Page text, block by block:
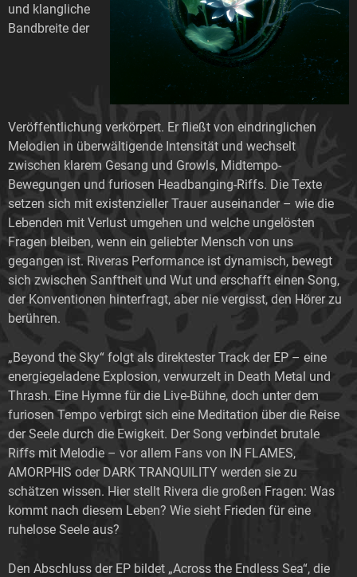
und klangliche
Bandbreite der
Veröffentlichung verkörpert. Er fließt von eindringlichen
Melodien in überwältigende Intensität und wechselt
zwischen klarem Gesang und Growls, Midtempo-
Bewegungen und furiosen Headbanging-Riffs. Die Texte
setzen sich mit existenzieller Trauer auseinander – wie die
Lebenden mit Verlust umgehen und welche ungelösten
Fragen bleiben, wenn ein geliebter Mensch von uns
gegangen ist. Riveras Performance ist dynamisch, bewegt
sich zwischen Sanftheit und Wut und erschafft einen Song,
der Konventionen hinterfragt, aber nie vergisst, den Hörer zu
berühren.
„Beyond the Sky“ folgt als direktester Track der EP – eine
energiegeladene Explosion, verwurzelt in Death Metal und
Thrash. Eine Hymne für die Live-Bühne, doch unter dem
furiosen Tempo verbirgt sich eine Meditation über die Reise
der Seele durch die Ewigkeit. Der Song verbindet brutale
Riffs mit Melodie – vor allem Fans von IN FLAMES,
AMORPHIS oder DARK TRANQUILITY werden sie zu
schätzen wissen. Hier stellt Rivera die großen Fragen: Was
kommt nach diesem Leben? Wie sieht Frieden für eine
ruhelose Seele aus?
Den Abschluss der EP bildet „Across the Endless Sea“, die